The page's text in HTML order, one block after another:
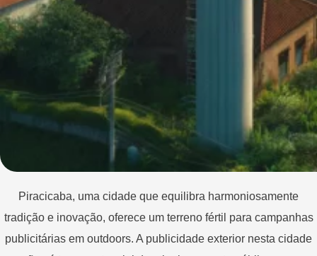
Piracicaba, uma cidade que equilibra harmoniosamente
tradição e inovação, oferece um terreno fértil para campanhas
publicitárias em outdoors. A publicidade exterior nesta cidade